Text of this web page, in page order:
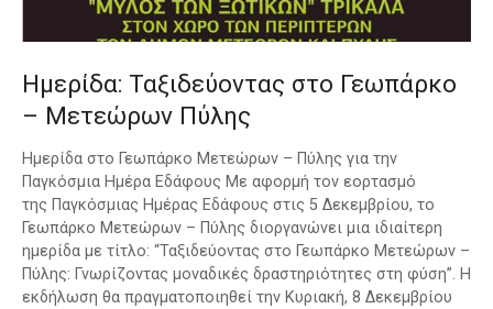
Ημερίδα: Ταξιδεύοντας στο Γεωπάρκο
– Μετεώρων Πύλης
Ημερίδα στο Γεωπάρκο Μετεώρων – Πύλης για την
Παγκόσμια Ημέρα Εδάφους Με αφορμή τον εορτασμό
της Παγκόσμιας Ημέρας Εδάφους στις 5 Δεκεμβρίου, το
Γεωπάρκο Μετεώρων – Πύλης διοργανώνει μια ιδιαίτερη
ημερίδα με τίτλο: “Ταξιδεύοντας στο Γεωπάρκο Μετεώρων –
Πύλης: Γνωρίζοντας μοναδικές δραστηριότητες στη φύση”. Η
εκδήλωση θα πραγματοποιηθεί την Κυριακή, 8 Δεκεμβρίου